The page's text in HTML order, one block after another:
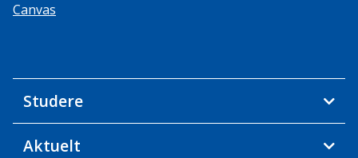
Canvas
Studere
Aktuelt